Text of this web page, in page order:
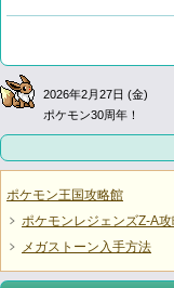
2026年2月27日 (金)
ポケモン30周年！
ポケモン王国攻略館
ポケモンレジェンズZ-A
メガストーン入手方法